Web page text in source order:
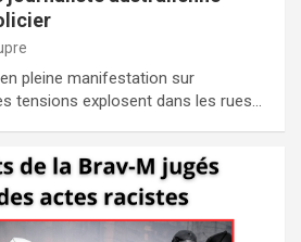
pleine manifestation sur
tensions explosent dans les rues…